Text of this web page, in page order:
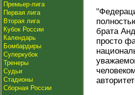
Премьер-лига
Первая лига
Вторая лига
Кубок России
Календарь
Бомбардиры
Суперкубок
Тренеры
Судьи
Стадионы
Сборная России
брата
просто